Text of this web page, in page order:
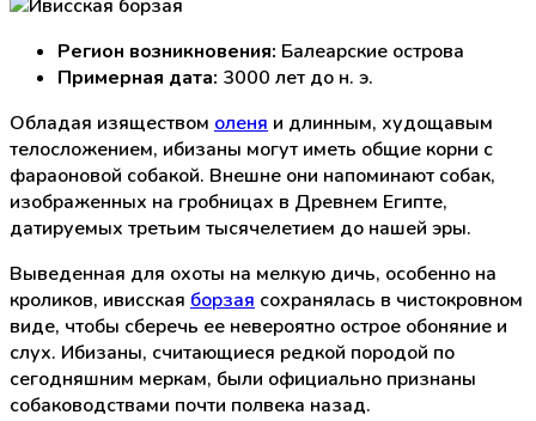
Регион возникновения: Балеарские острова
Примерная дата: 3000 лет до н. э.
Обладая изяществом оленя и длинным, худощавым
телосложением, ибизаны могут иметь общие корни с
фараоновой собакой. Внешне они напоминают собак,
изображенных на гробницах в Древнем Египте,
датируемых третьим тысячелетием до нашей эры.
Выведенная для охоты на мелкую дичь, особенно на
кроликов, ивисская борзая сохранялась в чистокровном
виде, чтобы сберечь ее невероятно острое обоняние и
слух. Ибизаны, считающиеся редкой породой по
сегодняшним меркам, были официально признаны
собаководствами почти полвека назад.